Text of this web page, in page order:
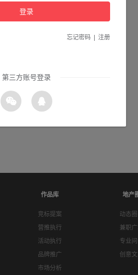
作品库
竞标提案
营推执行
活动执行
品牌推广
市场分析
地产
动态
兼职
专业
创意
登录
忘记密码 注册
第三方账号登录